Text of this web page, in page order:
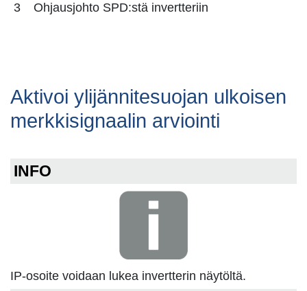
3
Ohjausjohto SPD:stä invertteriin
Aktivoi ylijännitesuojan ulkoisen
merkkisignaalin arviointi
INFO
IP-osoite voidaan lukea invertterin näytöltä.